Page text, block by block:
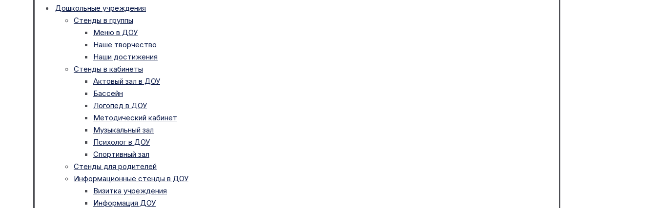
Дошкольные учреждения
Стенды в группы
Меню в ДОУ
Наше творчество
Наши достижения
Стенды в кабинеты
Актовый зал в ДОУ
Бассейн
Логопед в ДОУ
Методический кабинет
Музыкальный зал
Психолог в ДОУ
Спортивный зал
Стенды для родителей
Информационные стенды в ДОУ
Визитка учреждения
Информация ДОУ